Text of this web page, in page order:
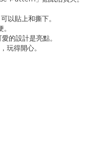
以貼上和撕下。
的設計是亮點。
玩得開心。